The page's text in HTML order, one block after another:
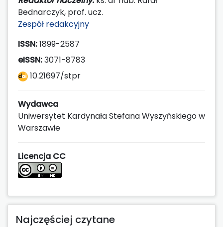
Bednarczyk, prof. ucz.
Zespół redakcyjny
ISSN:1899-2587
eISSN:3071-8783
10.21697/stpr
Wydawca
Uniwersytet Kardynała Stefana Wyszyńskiego w
Warszawie
Licencja CC
Najczęściej czytane